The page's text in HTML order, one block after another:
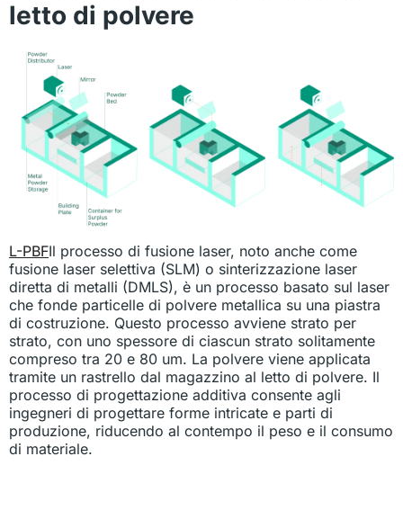
letto di polvere
L-PBFIl processo di fusione laser, noto anche come
fusione laser selettiva (SLM) o sinterizzazione laser
diretta di metalli (DMLS), è un processo basato sul laser
che fonde particelle di polvere metallica su una piastra
di costruzione. Questo processo avviene strato per
strato, con uno spessore di ciascun strato solitamente
compreso tra 20 e 80 um. La polvere viene applicata
tramite un rastrello dal magazzino al letto di polvere. Il
processo di progettazione additiva consente agli
ingegneri di progettare forme intricate e parti di
produzione, riducendo al contempo il peso e il consumo
di materiale.